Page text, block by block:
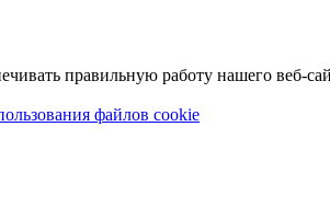
правильную работу нашего веб-
файлов cookie